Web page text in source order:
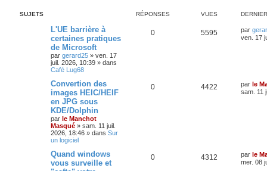
SUJETS RÉPONSES VUES
L'UE barrière à
certaines pratiques
de Microsoft
par gerard25 » ven. 17
juil. 2026, 10:39 » dans
Café Lug68
0 5595 par
ven. 17
Convertion des
images HEIC/HEIF
en JPG sous
KDE/Dolphin
par le Manchot
Masqué » sam. 11 juil.
2026, 18:46 » dans Sur
un logiciel
0 4422 par le
sam. 11
Quand windows
vous surveille et
0 4312 par le
mer. 08